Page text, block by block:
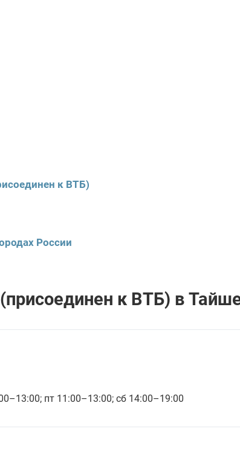
к ВТБ)
России
к ВТБ) в
пт 11:00–13:00; сб 14:00–19:00